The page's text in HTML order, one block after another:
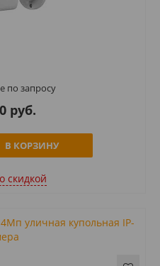
по запросу
руб.
В КОРЗИНУ
скидкой
уличная купольная IP-